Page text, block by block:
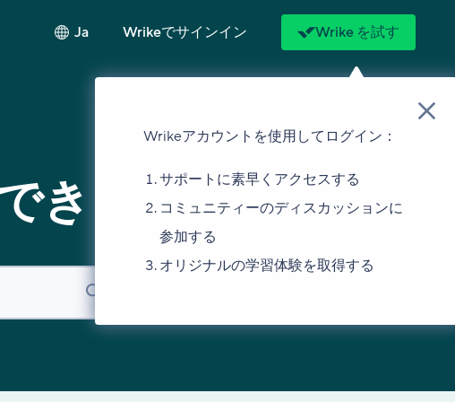
Ja Wrikeでサインイン Wrike を試す
Wrikeアカウントを使用してログイン：
サポートに素早くアクセスする
コミュニティーのディスカッションに
参加する
オリジナルの学習体験を取得する
きますか？